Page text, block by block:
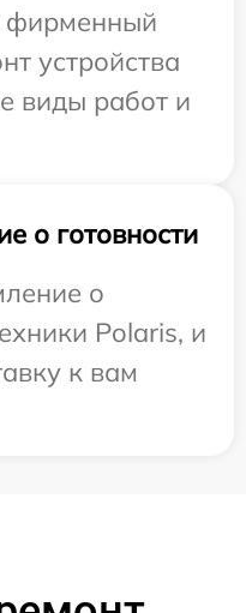
фирменный
устройства
виды работ и
о готовности
о
Polaris, и
к вам